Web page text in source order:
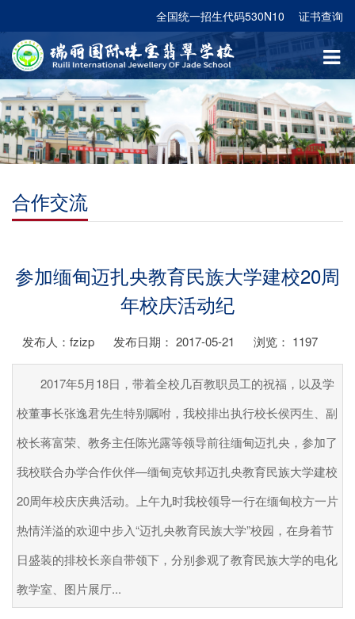
全国统一招生代码530N10 证书查询
合作交流
参加缅甸迈扎央教育民族大学建校20周
年校庆活动纪
发布人：fzizp 发布日期： 2017-05-21 浏览： 1197
2017年5月18日，带着全校几百教职员工的祝福，以及学
校董事长张逸君先生特别嘱咐，我校排出执行校长侯丙生、副
校长蒋富荣、教务主任陈光露等领导前往缅甸迈扎央，参加了
我校联合办学合作伙伴—缅甸克钦邦迈扎央教育民族大学建校
20周年校庆庆典活动。上午九时我校领导一行在缅甸校方一片
热情洋溢的欢迎中步入“迈扎央教育民族大学”校园，在身着节
日盛装的排校长亲自带领下，分别参观了教育民族大学的电化
教学室、图片展厅...